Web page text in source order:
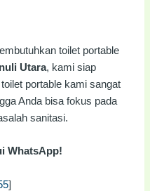
toilet portable
Utara, kami siap
portable kami sangat
Anda bisa fokus pada
sanitasi.
WhatsApp!
]